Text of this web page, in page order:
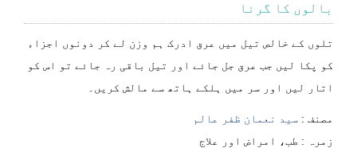
بالوں کا گرنا
تلوں کے خالص تیل میں عرق ادرک ہم وزن لے کر دونوں اجزاء
کو پکا لیں جب عرق جل جائے اور تیل باقی رہ جائے تو اس کو
اتار لیں اور سر میں ہلکے ہاتھ سے مالش کریں۔
مصنف : سید نعمان ظفر عالم
⁠⁠⁠زمرہ : طب، امراض اور علاج